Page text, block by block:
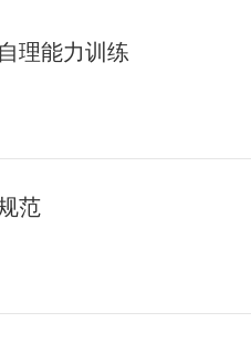
理能力训练
范